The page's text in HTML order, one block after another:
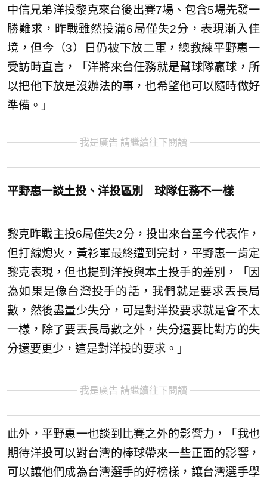
中信兄弟洋投黎克來台後出賽7場、包含5場先發一
勝難求，昨戰雖然投滿6局僅失2分，表現漸入佳
境，但今（3）日仍被下放二軍，總教練平野惠一
受訪時直言，「洋將來台任務就是幫球隊贏球，所
以把他下放是沒辦法的事，也希望他可以隨時做好
準備。」
我是廣告 請繼續往下閱讀
平野惠一談土投、洋投區別 球隊任務不一樣
黎克昨戰主投6局僅失2分，投出來台至今代表作，
但打線熄火，黃衫軍最終遭到完封，平野惠一肯定
黎克表現，但也提到洋投與本土投手的差別，「因
為如果是像台灣投手的話，我們就是要求丟長局
數，然後盡量少失分，可是對洋投要求就是會不太
一樣，除了要丟長局數之外，失分還要比對方的失
分還要更少，這是對洋投的要求。」
我是廣告 請繼續往下閱讀
此外，平野惠一也談到比賽之外的影響力，「我也
期待洋投可以對台灣的棒球帶來一些正面的影響，
可以讓他們成為台灣選手的好榜樣，讓台灣選手學